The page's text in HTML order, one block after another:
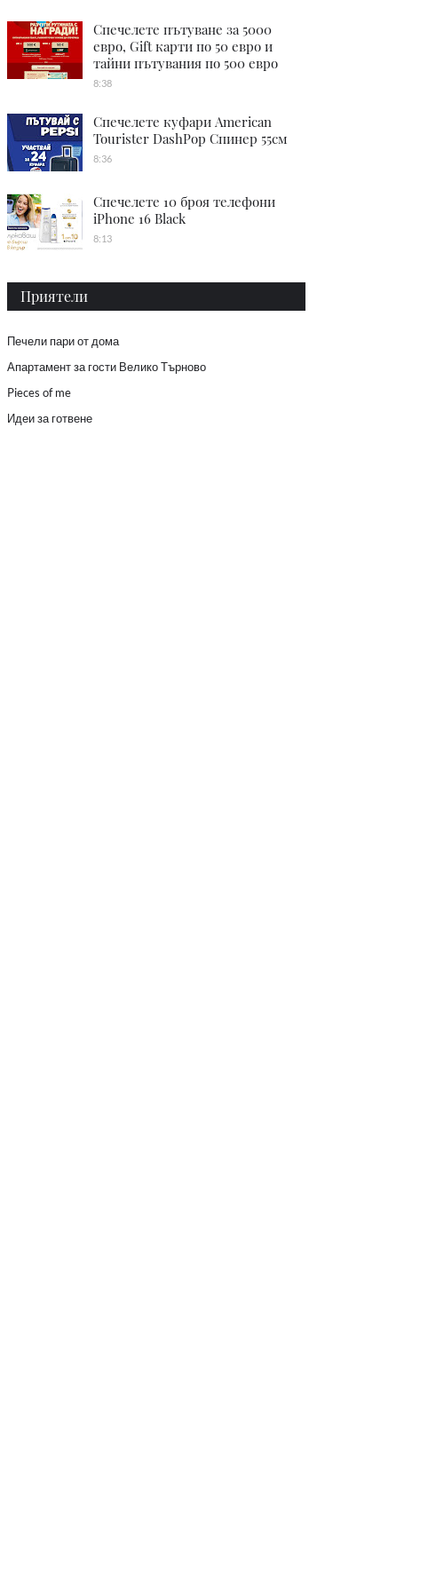
Спечелете пътуване за 5000
евро, Gift карти по 50 евро и
тайни пътувания по 500 евро
8:38
Спечелете куфари American
Tourister DashPop Спинер 55см
8:36
Спечелете 10 броя телефони
iPhone 16 Black
8:13
Приятели
Печели пари от дома
Апартамент за гости Велико Търново
Pieces of me
Идеи за готвене